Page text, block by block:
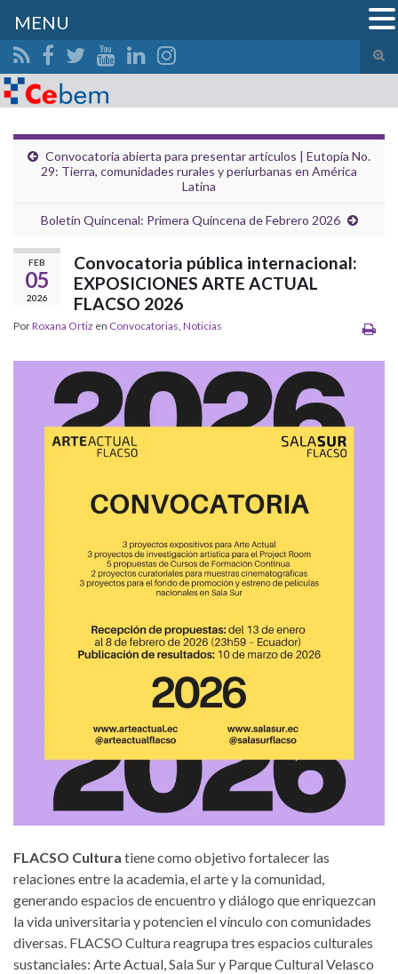
el
Search for:
Convocatoria abierta para presentar artículos | Eutopía No.
29: Tierra, comunidades rurales y periurbanas en América
Latina
Boletín Quincenal: Primera Quincena de Febrero 2026
FEB
05
2026
Convocatoria pública internacional:
EXPOSICIONES ARTE ACTUAL
FLACSO 2026
PorRoxana Ortiz en Convocatorias, Noticias
FLACSO Cultura tiene como objetivo fortalecer las
relaciones entre la academia, el arte y la comunidad,
generando espacios de encuentro y diálogo que enriquezcan
la vida universitaria y potencien el vínculo con comunidades
diversas. FLACSO Cultura reagrupa tres espacios culturales
sustanciales: Arte Actual, Sala Sur y Parque Cultural Velasco
MENU